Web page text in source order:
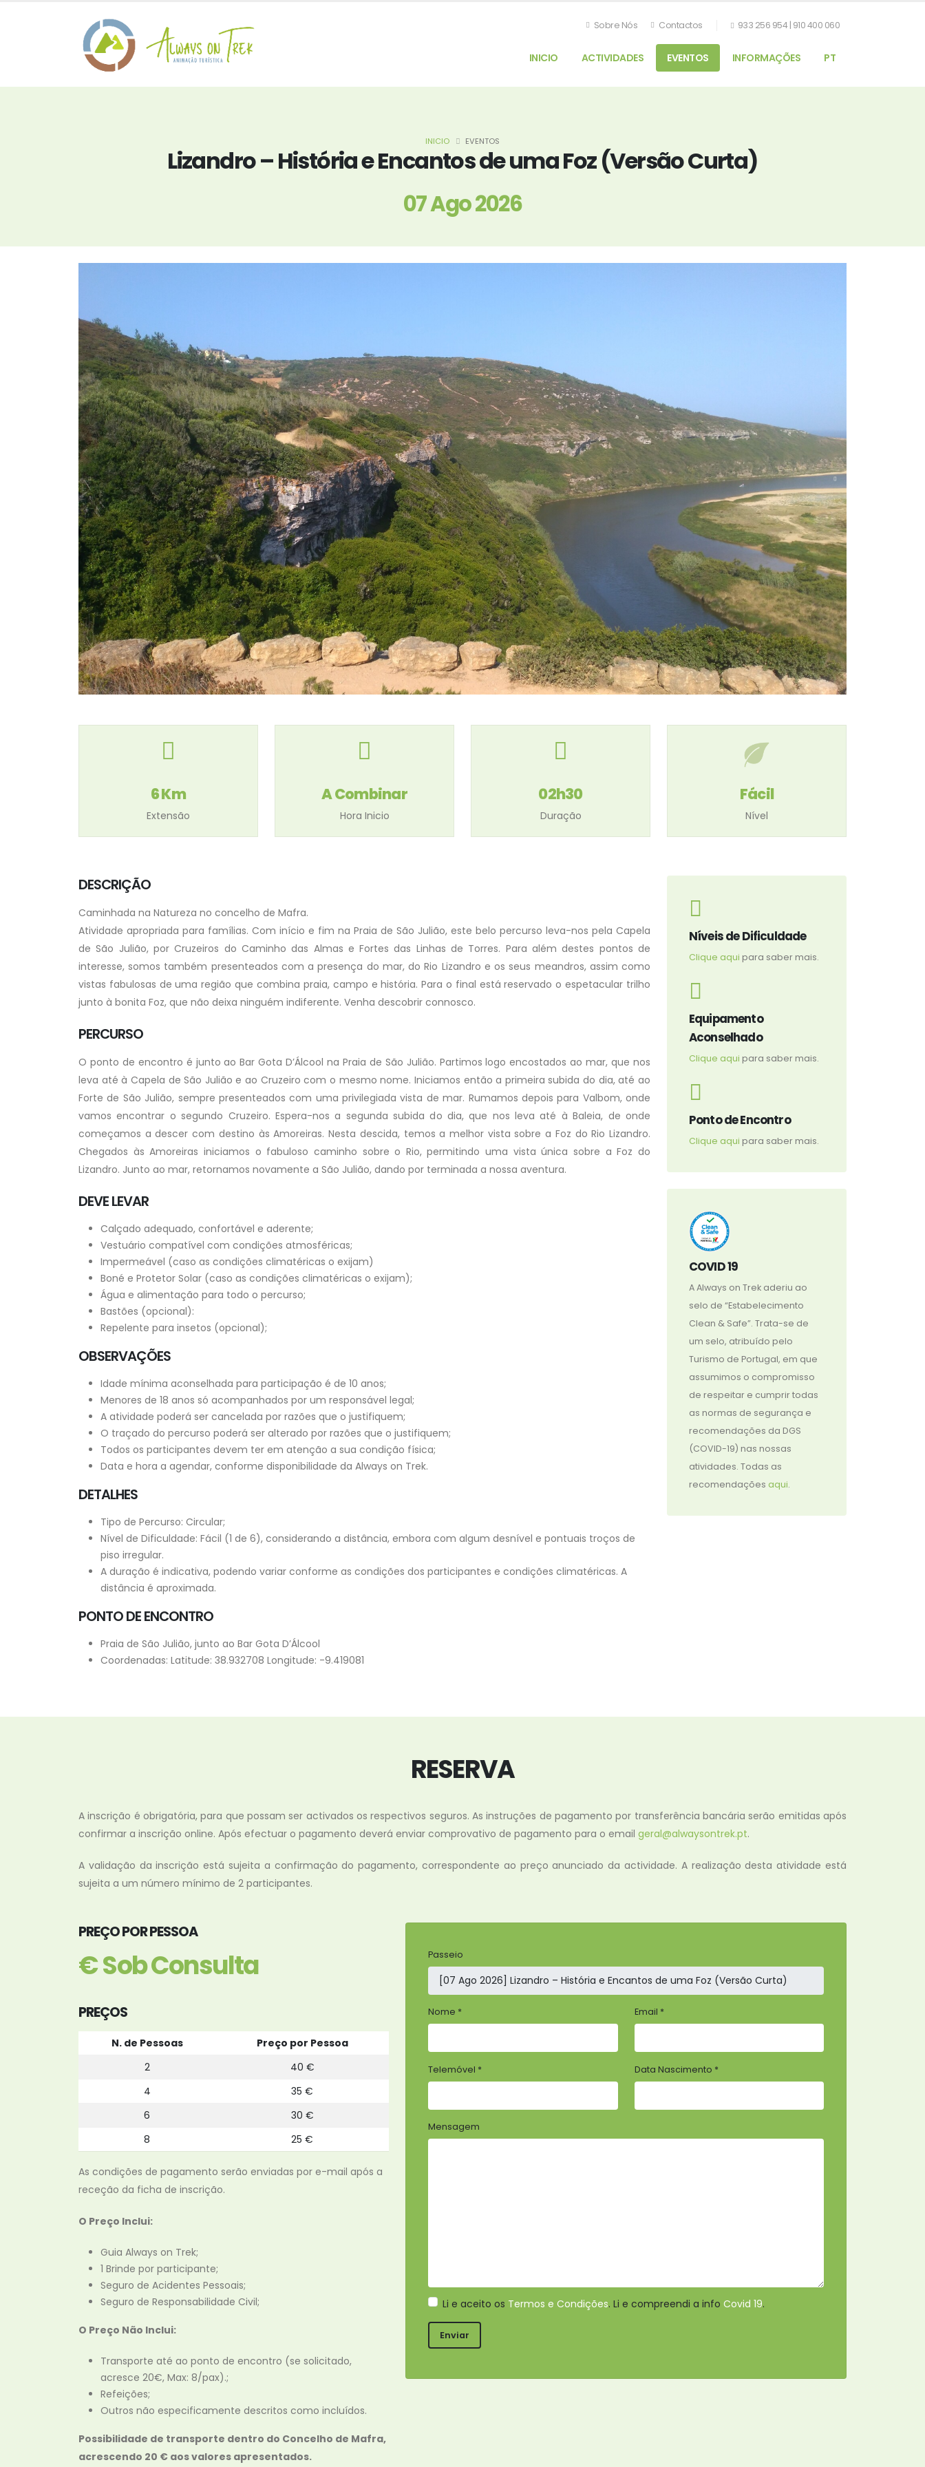
Sobre Nós Contactos 933 256 954 | 910 400 060
INICIO ACTIVIDADES EVENTOS INFORMAÇÕES PT
Lizandro – História e Encantos de uma Foz (Versão Curta)
07 Ago 2026
INICIO EVENTOS
6 Km
Extensão
A Combinar
Hora Inicio
02h30
Duração
Fácil
Nível
DESCRIÇÃO
Caminhada na Natureza no concelho de Mafra.
Atividade apropriada para famílias. Com início e fim na Praia de São Julião, este belo percurso leva-nos pela Capela
de São Julião, por Cruzeiros do Caminho das Almas e Fortes das Linhas de Torres. Para além destes pontos de
interesse, somos também presenteados com a presença do mar, do Rio Lizandro e os seus meandros, assim como
vistas fabulosas de uma região que combina praia, campo e história. Para o final está reservado o espetacular trilho
junto à bonita Foz, que não deixa ninguém indiferente. Venha descobrir connosco.
PERCURSO
O ponto de encontro é junto ao Bar Gota D’Álcool na Praia de São Julião. Partimos logo encostados ao mar, que nos
leva até à Capela de São Julião e ao Cruzeiro com o mesmo nome. Iniciamos então a primeira subida do dia, até ao
Forte de São Julião, sempre presenteados com uma privilegiada vista de mar. Rumamos depois para Valbom, onde
vamos encontrar o segundo Cruzeiro. Espera-nos a segunda subida do dia, que nos leva até à Baleia, de onde
começamos a descer com destino às Amoreiras. Nesta descida, temos a melhor vista sobre a Foz do Rio Lizandro.
Chegados às Amoreiras iniciamos o fabuloso caminho sobre o Rio, permitindo uma vista única sobre a Foz do
Lizandro. Junto ao mar, retornamos novamente a São Julião, dando por terminada a nossa aventura.
DEVE LEVAR
Calçado adequado, confortável e aderente;
Vestuário compatível com condições atmosféricas;
Impermeável (caso as condições climatéricas o exijam)
Boné e Protetor Solar (caso as condições climatéricas o exijam);
Água e alimentação para todo o percurso;
Bastões (opcional):
Repelente para insetos (opcional);
OBSERVAÇÕES
Idade mínima aconselhada para participação é de 10 anos;
Menores de 18 anos só acompanhados por um responsável legal;
A atividade poderá ser cancelada por razões que o justifiquem;
O traçado do percurso poderá ser alterado por razões que o justifiquem;
Todos os participantes devem ter em atenção a sua condição física;
Data e hora a agendar, conforme disponibilidade da Always on Trek.
DETALHES
Tipo de Percurso: Circular;
Nível de Dificuldade: Fácil (1 de 6), considerando a distância, embora com algum desnível e pontuais troços de
piso irregular.
A duração é indicativa, podendo variar conforme as condições dos participantes e condições climatéricas. A
distância é aproximada.
PONTO DE ENCONTRO
Praia de São Julião, junto ao Bar Gota D’Álcool
Coordenadas: Latitude: 38.932708 Longitude: -9.419081
Níveis de Dificuldade
Clique aqui para saber mais.
Equipamento
Aconselhado
Clique aqui para saber mais.
Ponto de Encontro
Clique aqui para saber mais.
COVID 19
A Always on Trek aderiu ao
selo de “Estabelecimento
Clean & Safe”. Trata-se de
um selo, atribuído pelo
Turismo de Portugal, em que
assumimos o compromisso
de respeitar e cumprir todas
as normas de segurança e
recomendações da DGS
(COVID-19) nas nossas
atividades. Todas as
recomendações aqui.
RESERVA
A inscrição é obrigatória, para que possam ser activados os respectivos seguros. As instruções de pagamento por transferência bancária serão emitidas após
confirmar a inscrição online. Após efectuar o pagamento deverá enviar comprovativo de pagamento para o email geral@alwaysontrek.pt.
A validação da inscrição está sujeita a confirmação do pagamento, correspondente ao preço anunciado da actividade. A realização desta atividade está
sujeita a um número mínimo de 2 participantes.
PREÇO POR PESSOA
€ Sob Consulta
PREÇOS
N. de Pessoas
Preço por Pessoa
2
40 €
4
35 €
6
30 €
8
25 €
As condições de pagamento serão enviadas por e-mail após a
receção da ficha de inscrição.
O Preço Inclui:
Guia Always on Trek;
1 Brinde por participante;
Seguro de Acidentes Pessoais;
Seguro de Responsabilidade Civil;
O Preço Não Inclui:
Transporte até ao ponto de encontro (se solicitado,
acresce 20€, Max: 8/pax).;
Refeições;
Outros não especificamente descritos como incluídos.
Possibilidade de transporte dentro do Concelho de Mafra,
acrescendo 20 € aos valores apresentados.
Passeio
Nome * Email *
Telemóvel * Data Nascimento *
Mensagem
Li e aceito os Termos e Condições. Li e compreendi a info Covid 19.